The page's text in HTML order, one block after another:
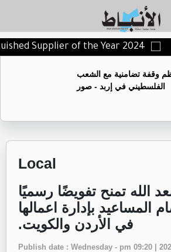
Supplier of the Year 2024
وقفة تضامنية مع الشعب
الفلسطيني في إربد - صور
Local
الله تمنح تفويضًا رسميًا
المساعيد بإدارة اعمالها
في الأردن والكويت.
Publish date : Wednesday - pm 09:20 |